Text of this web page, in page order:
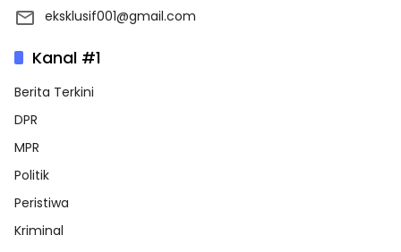
eksklusif001@gmail.com
Kanal #1
Berita Terkini
DPR
MPR
Politik
Peristiwa
Kriminal